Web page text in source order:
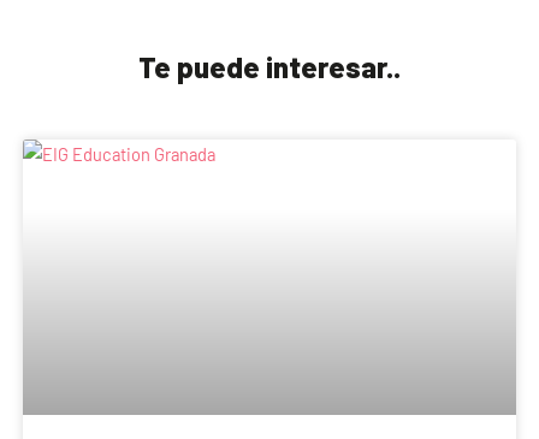
Te puede interesar..